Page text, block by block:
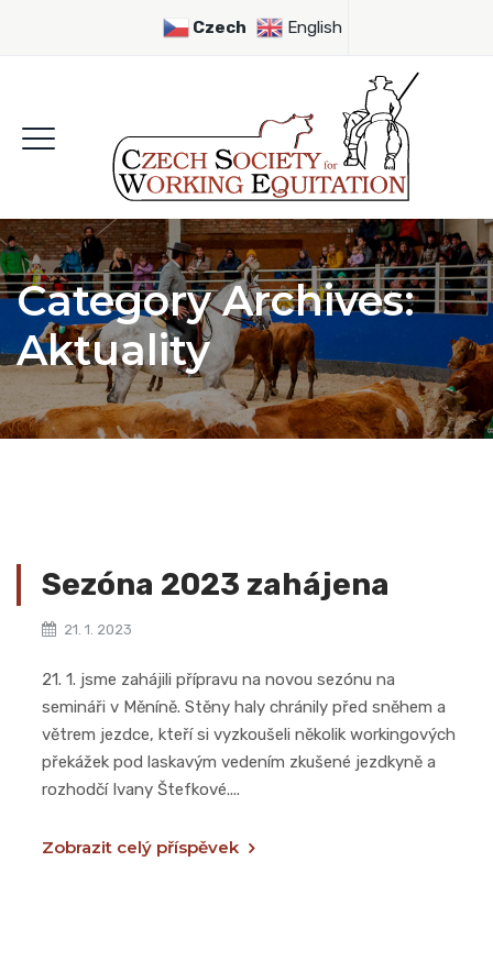
Czech English
Category Archives:
Aktuality
Sezóna 2023 zahájena
21. 1. 2023
21. 1. jsme zahájili přípravu na novou sezónu na
semináři v Měníně. Stěny haly chránily před sněhem a
větrem jezdce, kteří si vyzkoušeli několik workingových
překážek pod laskavým vedením zkušené jezdkyně a
rozhodčí Ivany Štefkové....
Zobrazit celý příspěvek